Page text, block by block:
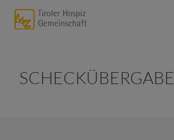
SCHECKÜBERGABE